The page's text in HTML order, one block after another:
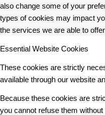
also change some of your
types of cookies may impact
the services we are able to
Essential Website Cookies
These cookies are strictly
available through our website
Because these cookies are
you cannot refuse them